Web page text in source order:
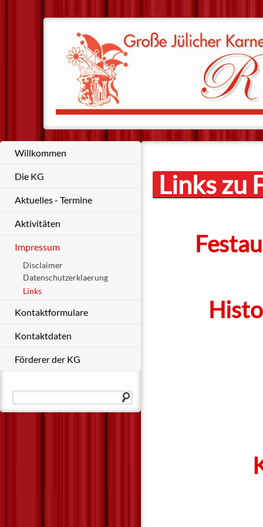
Willkommen
Die KG
Aktuelles - Termine
Aktivitäten
Impressum
Disclaimer
Datenschutzerklaerung
Links
Kontaktformulare
Kontaktdaten
Förderer der KG
Links zu